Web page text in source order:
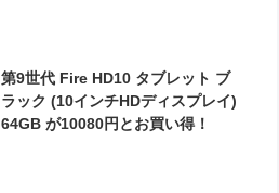
第9世代 Fire HD10 タブレット ブ
ラック (10インチHDディスプレイ)
64GB が10080円とお買い得！